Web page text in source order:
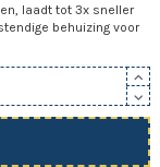
laadt tot 3x sneller
behuizing voor